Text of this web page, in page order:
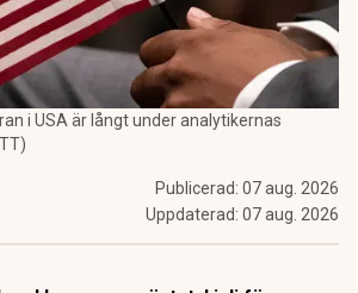
i USA är långt under analytikernas
Publicerad: 07 aug. 2026
Uppdaterad: 07 aug. 2026